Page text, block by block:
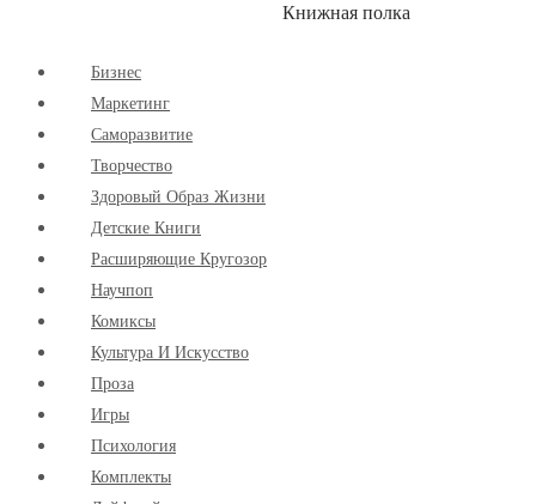
Книжная полка
Бизнес
Маркетинг
Cаморазвитие
Творчество
Здоровый Образ Жизни
Детские Книги
Расширяющие Кругозор
Научпоп
Комиксы
Культура И Искусство
Проза
Игры
Психология
Комплекты